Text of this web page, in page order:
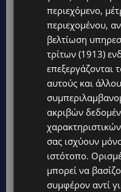
STORIES
ΓΕΝΕΘΛΙΟΣ ΗΜΕΡΑ:
Οι άνθρωποι και οι
ιστορία
STORIES
ΕΛΕΝΑ
μητέρα τριών
στην Αγγλία
UPDATES
ΚΑΤΑΓΓΕΛΙΑ: Για
γυναίκες στο
έρευνες
περιεχόμενο,
περιεχομένου,
βελτίωση
τρίτων (1913)
επεξεργάζονται
αυτούς και
ακριβών
σας ισχύουν
ιστότοπο.
μπορεί να
συμφέρον αντί